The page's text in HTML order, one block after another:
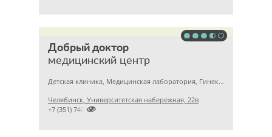
Добрый доктор
медицинский центр
Детская клиника, Медицинская лаборатория, Гинекология
Челябинск, Университетская набережная, 22в

+7 (351) 7405750